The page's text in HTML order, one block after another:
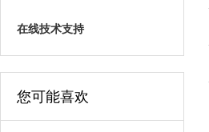
在线技术支持
您可能喜欢